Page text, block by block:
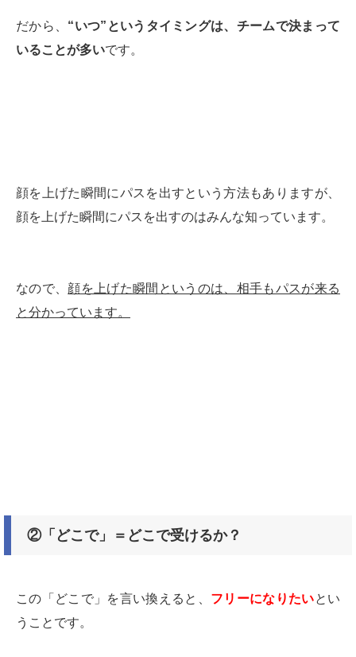
だから、 “いつ”というタイミングは、チームで決まって
いることが多いです。
顔を上げた瞬間にパスを出すという方法もありますが、
顔を上げた瞬間にパスを出すのはみんな知っています。
なので、 顔を上げた瞬間というのは、相手もパスが来る
と分かっています。
②「どこで」＝どこで受けるか？
この「どこで」を言い換えると、 フリーになりたいとい
うことです。